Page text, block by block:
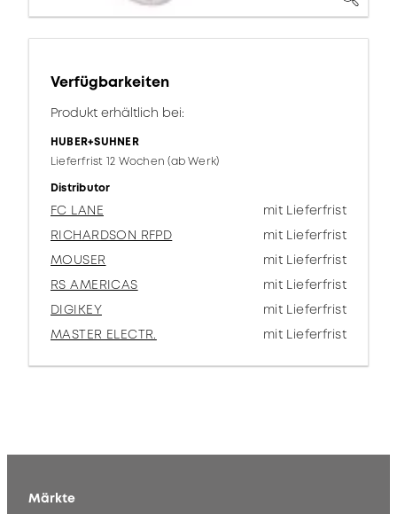
Verfügbarkeiten
Produkt erhältlich bei:
HUBER+SUHNER
Lieferfrist 12 Wochen (ab Werk)
Distributor
FC LANE
mit Lieferfrist
RICHARDSON RFPD
mit Lieferfrist
MOUSER
mit Lieferfrist
RS AMERICAS
mit Lieferfrist
DIGIKEY
mit Lieferfrist
MASTER ELECTR.
mit Lieferfrist
Märkte